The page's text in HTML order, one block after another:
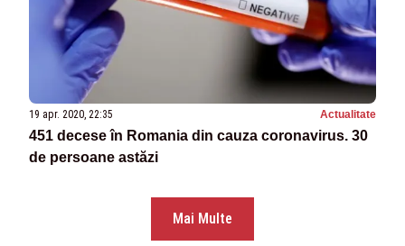
19 apr. 2020, 22:35 Actualitate
451 decese în Romania din cauza coronavirus. 30
de persoane astăzi
Mai Multe